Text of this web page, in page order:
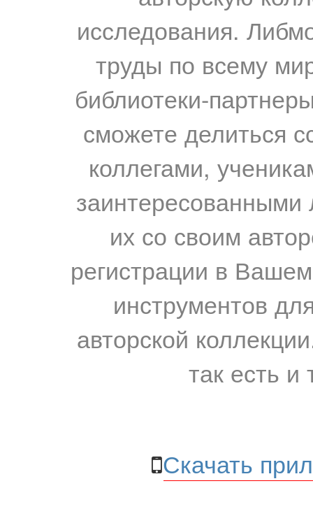
исследования.
труды по всему
библиотеки-
сможете делиться
коллегами,
их со своим
регистрации в
инструментов
авторской
так есть и
Скачать